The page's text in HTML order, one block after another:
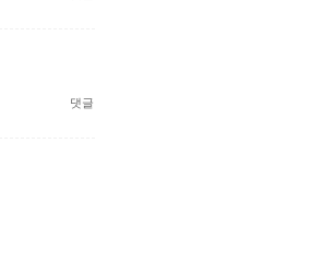
댓글